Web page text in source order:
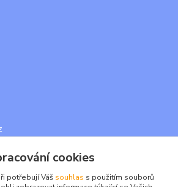
kdykoliv
cookies
potřebují Váš souhlas s použitím souborů